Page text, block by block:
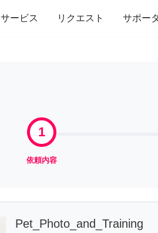
サービス リクエスト サポー
家事 引っ越し インテリア
1
依頼内容
Pet_Photo_and_Training